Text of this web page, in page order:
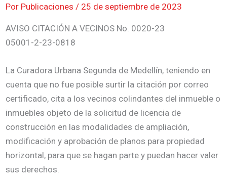
Por Publicaciones / 25 de septiembre de 2023
AVISO CITACIÓN A VECINOS No. 0020-23
05001-2-23-0818
La Curadora Urbana Segunda de Medellín, teniendo en
cuenta que no fue posible surtir la citación por correo
certificado, cita a los vecinos colindantes del inmueble o
inmuebles objeto de la solicitud de licencia de
construcción en las modalidades de ampliación,
modificación y aprobación de planos para propiedad
horizontal, para que se hagan parte y puedan hacer valer
sus derechos.